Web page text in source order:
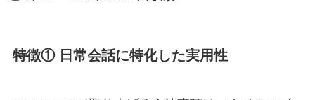
特徴① 日常会話に特化した実用性